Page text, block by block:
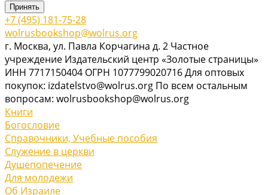
Принять
+7 (495) 181-75-28
wolrusbookshop@wolrus.org
г. Москва, ул. Павла Корчагина д. 2 Частное
учреждение Издательский центр «Золотые страницы»
ИНН 7717150404 ОГРН 1077799020716 Для оптовых
покупок: izdatelstvo@wolrus.org По всем остальным
вопросам: wolrusbookshop@wolrus.org
Книги
Богословие
Справочники, Учебные пособия
Служение в церкви
Душепопечение
Для молодежи
Об Израиле